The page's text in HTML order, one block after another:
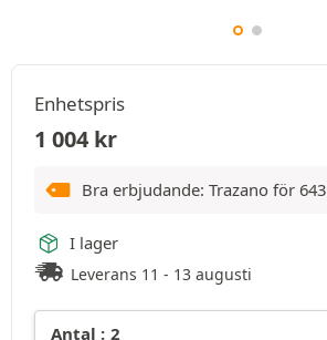
Enhetspris
1 004 kr
Bra erbjudande: Trazano för 643
I lager
Leverans 11 - 13 augusti